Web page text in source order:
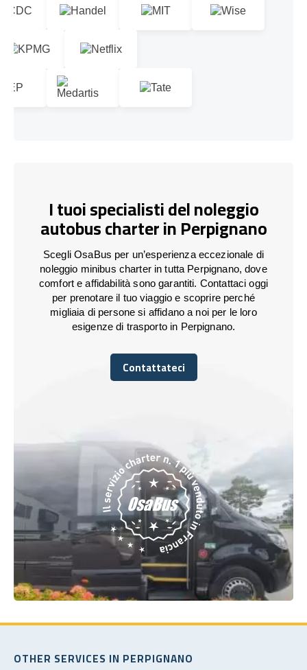
I tuoi specialisti del noleggio
autobus charter in Perpignano
Scegli OsaBus per un’esperienza eccezionale di
noleggio minibus charter in tutta Perpignano, dove
comfort e affidabilità sono garantiti. Contattaci oggi
per prenotare il tuo viaggio e scoprire perché
migliaia di persone si affidano a noi per le loro
esigenze di trasporto in Perpignano.
Contattateci
Contattateci
OTHER SERVICES IN PERPIGNANO